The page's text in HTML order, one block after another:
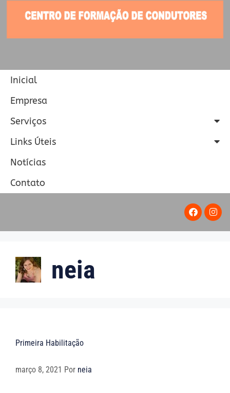
Inicial
Empresa
Serviços
Links Úteis
Notícias
Contato
neia
Primeira Habilitação
março 8, 2021 Por neia